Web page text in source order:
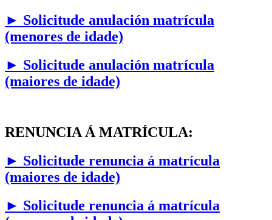
► Solicitude anulación matrícula
(menores de idade)
► Solicitude anulación matrícula
(maiores de idade)
RENUNCIA Á MATRÍCULA:
► Solicitude renuncia á matrícula
(maiores de idade)
► Solicitude renuncia á matrícula